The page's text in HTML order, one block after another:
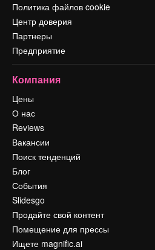
Политика файлов cookie
Центр доверия
Партнеры
Предприятие
Компания
Цены
О нас
Reviews
Вакансии
Поиск тенденций
Блог
События
Slidesgo
Продайте свой контент
Помещение для прессы
Ищете magnific.ai